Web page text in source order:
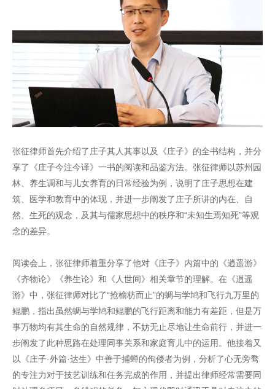
张征律师首先介绍了庄子其人其事以及《庄子》的全书结构，并分
享了《庄子今注今译》一书的阅读和品鉴方法。张征律师以苏州园
林、养生调和与儿女养育的日常经验为例，说明了庄子思想在建
筑、医学和教育中的体现，并进一步阐发了庄子所讲的内在、自
然、生死的观念，及其与儒家思想中的秩序和“未知生焉知死”等观
念的差异。
阅读会上，张征律师着重分享了他对《庄子》内篇中的《逍遥游》
《齐物论》《养生论》和《人世间》相关章节的理解。在《逍遥
游》中，张征律师对比了“抢榆枋而止”的蜩与学鸠和飞行九万里的
鲲鹏，指出虽然蜩与学鸠和鲲鹏的飞行距离和能力有差距，但是万
事万物均有其生命的自然规律，不妨无止尽地让生命前行，并进一
步阐发了此种思路在处理同事关系和家庭育儿中的运用。他接着又
以《庄子·外篇·达生》中善于捕蝉的佝偻者为例，分析了心无旁骛
的专注力对于技艺训练和任务完成的作用，并提出律师经常需要同